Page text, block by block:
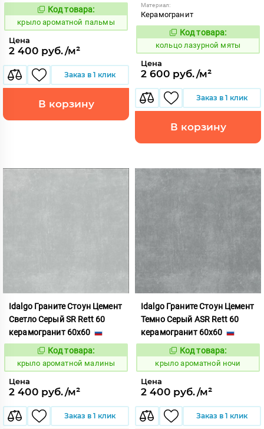
828442
Код товара:
крыло ароматной пальмы
Цена
2 400 руб./м²
Заказ в 1 клик
В корзину
Материал:
Керамогранит
739556
Код товара:
кольцо лазурной мяты
Цена
2 600 руб./м²
Заказ в 1 клик
В корзину
Idalgo Граните Стоун Цемент
Светло Серый SR Rett 60
керамогранит 60x60
828421
Код товара:
крыло ароматной малины
Цена
2 400 руб./м²
Заказ в 1 клик
Idalgo Граните Стоун Цемент
Темно Серый ASR Rett 60
керамогранит 60x60
828436
Код товара:
крыло ароматной ночи
Цена
2 400 руб./м²
Заказ в 1 клик